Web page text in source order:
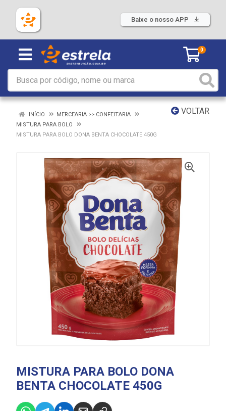
Baixe o nosso APP
0
VOLTAR
INÍCIO
MERCEARIA >> CONFEITARIA
MISTURA PARA BOLO
MISTURA PARA BOLO DONA BENTA CHOCOLATE 450G
MISTURA PARA BOLO DONA
BENTA CHOCOLATE 450G